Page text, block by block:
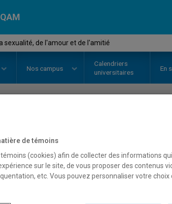
sexualité, de l'amour et de l'amitié
Nos campus
Calendriers
universitaires
En
et de l'amitié
de témoins
témoins (cookies) afin de collecter des informations
sur le site, de vous proposer des contenus
etc. Vous pouvez personnaliser votre choix